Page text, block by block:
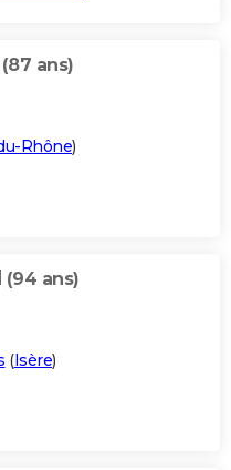
(87 ans)
Rhône)
(94 ans)
(Isère)